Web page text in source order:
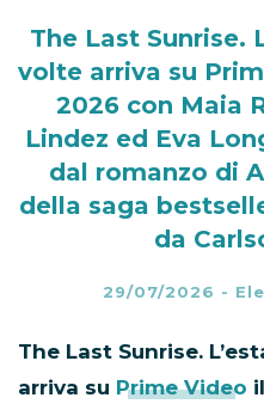
The Last Sunrise.
volte arriva su
2026 con Maia
Lindez ed Eva
dal romanzo di
della saga
da
29/07/2026 -
The Last Sunrise.
arriva su Prime Video